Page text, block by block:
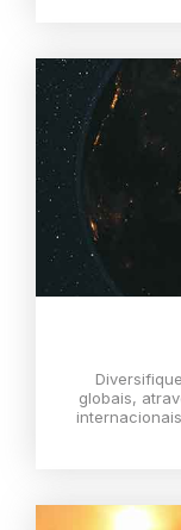
globais,